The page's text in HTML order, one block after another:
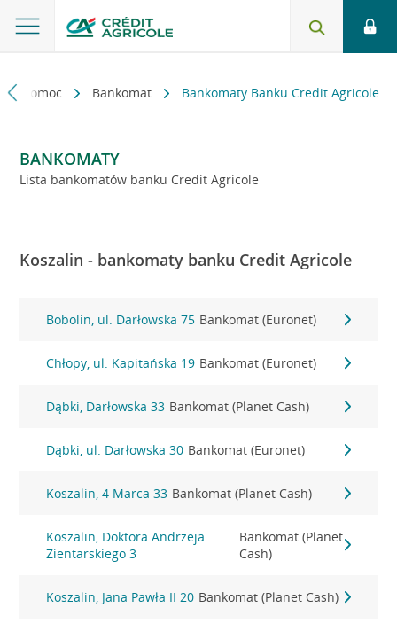
i pomoc Bankomat Bankomaty Banku Credit Agricole
BANKOMATY
Lista bankomatów banku Credit Agricole
Koszalin - bankomaty banku Credit Agricole
Bobolin, ul. Darłowska 75 Bankomat (Euronet)
Chłopy, ul. Kapitańska 19 Bankomat (Euronet)
Dąbki, Darłowska 33 Bankomat (Planet Cash)
Dąbki, ul. Darłowska 30 Bankomat (Euronet)
Koszalin, 4 Marca 33 Bankomat (Planet Cash)
Koszalin, Doktora Andrzeja
Zientarskiego 3
Bankomat (Planet
Cash)
Koszalin, Jana Pawła II 20 Bankomat (Planet Cash)